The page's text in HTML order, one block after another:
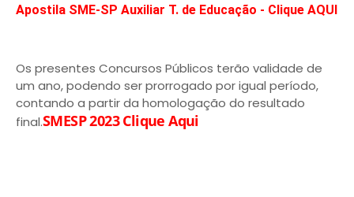
Apostila SME-SP Auxiliar T. de Educação - Clique AQUI
Os presentes Concursos Públicos terão validade de
um ano, podendo ser prorrogado por igual período,
contando a partir da homologação do resultado
final.SMESP 2023 Clique Aqui